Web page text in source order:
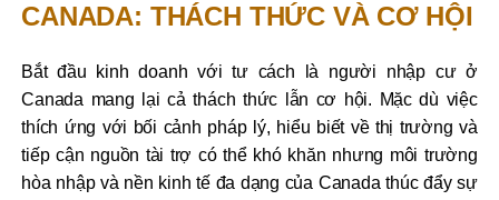
CANADA: THÁCH THỨC VÀ CƠ HỘI
Bắt đầu kinh doanh với tư cách là người nhập cư ở
Canada mang lại cả thách thức lẫn cơ hội. Mặc dù việc
thích ứng với bối cảnh pháp lý, hiểu biết về thị trường và
tiếp cận nguồn tài trợ có thể khó khăn nhưng môi trường
hòa nhập và nền kinh tế đa dạng của Canada thúc đẩy sự